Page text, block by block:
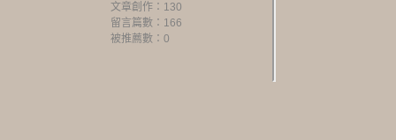
文章創作：130
留言篇數：166
被推薦數： 0